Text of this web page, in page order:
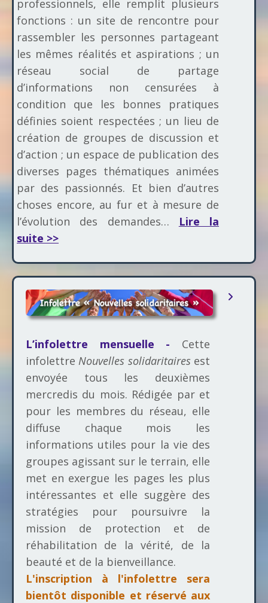
professionnels, elle remplit plusieurs
fonctions : un site de rencontre pour
rassembler les personnes partageant
les mêmes réalités et aspirations ; un
réseau social de partage
d’informations non censurées à
condition que les bonnes pratiques
définies soient respectées ; un lieu de
création de groupes de discussion et
d’action ; un espace de publication des
diverses pages thématiques animées
par des passionnés. Et bien d’autres
choses encore, au fur et à mesure de
l’évolution des demandes… Lire la
suite >>
L’infolettre mensuelle - Cette
infolettreNouvelles solidaritaires est
envoyée tous les deuxièmes
mercredis du mois. Rédigée par et
pour les membres du réseau, elle
diffuse chaque mois les
informations utiles pour la vie des
groupes agissant sur le terrain, elle
met en exergue les pages les plus
intéressantes et elle suggère des
stratégies pour poursuivre la
mission de protection et de
réhabilitation de la vérité, de la
beauté et de la bienveillance.
L'inscription à l'infolettre sera
bientôt disponible et réservé aux